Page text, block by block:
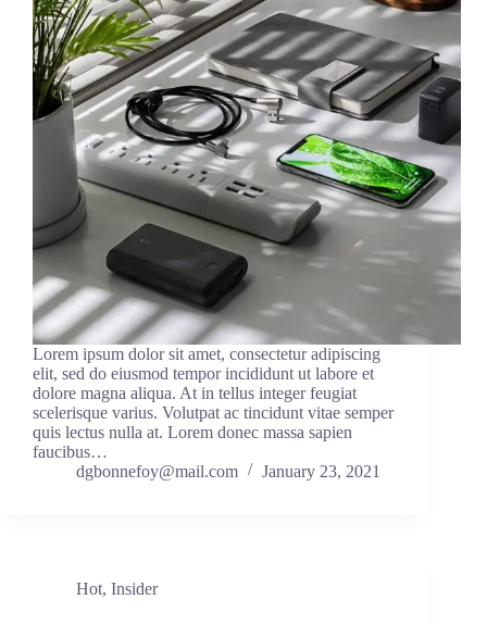
Lorem ipsum dolor sit amet, consectetur adipiscing
elit, sed do eiusmod tempor incididunt ut labore et
dolore magna aliqua. At in tellus integer feugiat
scelerisque varius. Volutpat ac tincidunt vitae semper
quis lectus nulla at. Lorem donec massa sapien
faucibus…
dgbonnefoy@mail.com
January 23, 2021
Hot, Insider